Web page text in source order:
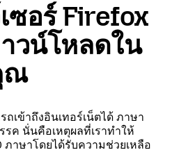
ซอร์ Firefox
วน์โหลดใน
ณ
ถเข้าถึงอินเทอร์เน็ตได้ ภาษา
ค นั่นคือเหตุผลที่เราทำให้
าษาโดยได้รับความช่วยเหลือ